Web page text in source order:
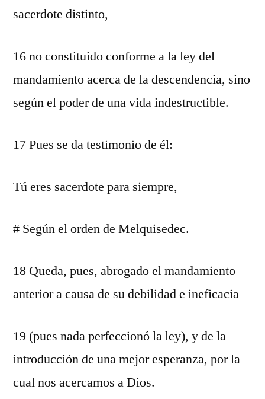
sacerdote distinto,
16 no constituido conforme a la ley del
mandamiento acerca de la descendencia, sino
según el poder de una vida indestructible.
17 Pues se da testimonio de él:
Tú eres sacerdote para siempre,
# Según el orden de Melquisedec.
18 Queda, pues, abrogado el mandamiento
anterior a causa de su debilidad e ineficacia
19 (pues nada perfeccionó la ley), y de la
introducción de una mejor esperanza, por la
cual nos acercamos a Dios.